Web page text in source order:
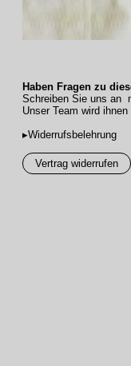
Haben Fragen zu
Schreiben Sie uns an
Unser Team wird
▸Widerrufsbelehrung
Vertrag widerrufen